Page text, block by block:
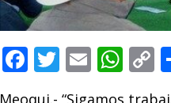
F T E W C
Meoqui.- “Sigamos